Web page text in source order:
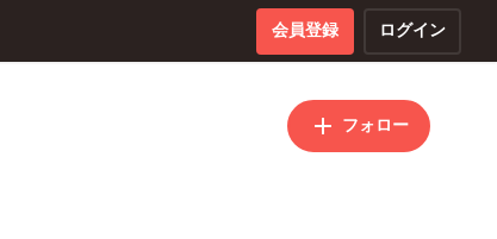
会員登録 ログイン
フォロー